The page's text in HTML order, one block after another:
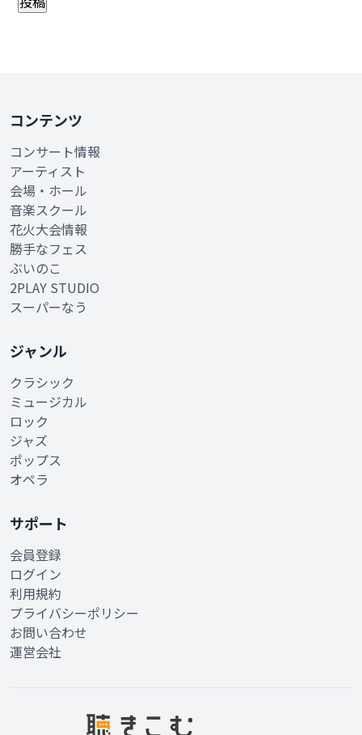
コンテンツ
コンサート情報
アーティスト
会場・ホール
音楽スクール
花火大会情報
勝手なフェス
ぶいのこ
2PLAY STUDIO
スーパーなう
ジャンル
クラシック
ミュージカル
ロック
ジャズ
ポップス
オペラ
サポート
会員登録
ログイン
利用規約
プライバシーポリシー
お問い合わせ
運営会社